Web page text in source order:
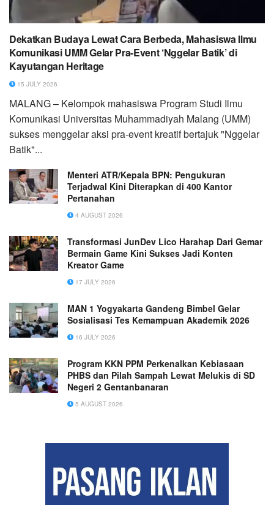
Dekatkan Budaya Lewat Cara Berbeda, Mahasiswa Ilmu
Komunikasi UMM Gelar Pra-Event ‘Nggelar Batik’ di
Kayutangan Heritage
15 JULY 2026
MALANG – Kelompok mahasiswa Program Studi Ilmu
Komunikasi Universitas Muhammadiyah Malang (UMM)
sukses menggelar aksi pra-event kreatif bertajuk "Nggelar
Batik"...
Menteri ATR/Kepala BPN: Pengukuran
Terjadwal Kini Diterapkan di 400 Kantor
Pertanahan
4 AUGUST 2026
Transformasi JunDev Lico Harahap Dari Gemar
Bermain Game Kini Sukses Jadi Konten
Kreator Game
17 JULY 2026
MAN 1 Yogyakarta Gandeng Bimbel Gelar
Sosialisasi Tes Kemampuan Akademik 2026
16 JULY 2026
Program KKN PPM Perkenalkan Kebiasaan
PHBS dan Pilah Sampah Lewat Melukis di SD
Negeri 2 Gentanbanaran
5 AUGUST 2026